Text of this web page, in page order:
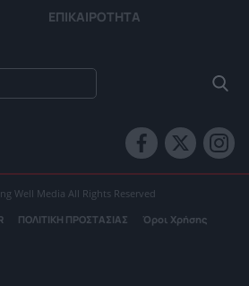
ΕΠΙΚΑΙΡΟΤΗΤΑ
Well Media All Rights Reserved
ΠΟΛΙΤΙΚΗ ΠΡΟΣΤΑΣΙΑΣ Όροι Χρήσης